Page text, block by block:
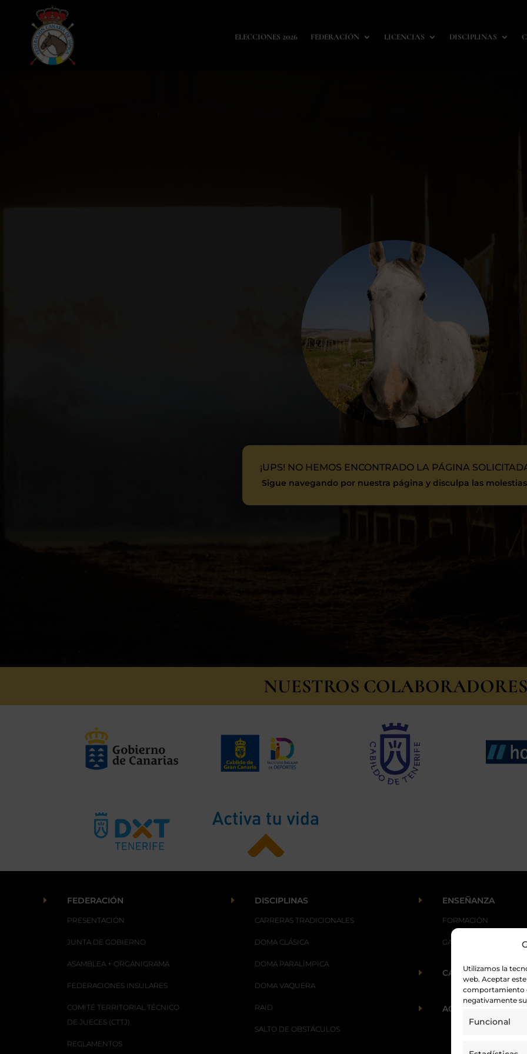
Utilizamos la
web. Aceptar
comportamiento
negativamente
Funcional
ELECCIONES 2026 FEDERACIÓN LICENCIAS DISCIPLINAS
¡UPS! NO HEMOS ENCONTRADO LA PÁGINA
Sigue navegando por nuestra página y disculpa las
NUESTROS COLABORADORES
E FEDERACIÓN
PRESENTACIÓN
JUNTA DE GOBIERNO
ASAMBLEA + ORGANIGRAMA
FEDERACIONES INSULARES
COMITÉ TERRITORIAL TÉCNICO
DE JUECES (CTTJ)
REGLAMENTOS
E DISCIPLINAS
CARRERAS TRADICIONALES
DOMA CLÁSICA
DOMA PARALÍMPICA
DOMA VAQUERA
RAID
SALTO DE OBSTÁCULOS
E ENSEÑANZA
FORMACIÓN
GALOPES
E CALENDARIO
E ACTUALIDAD